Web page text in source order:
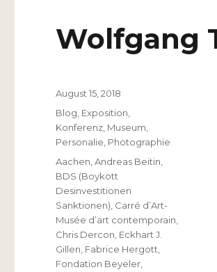
Wolfgang
Veröffentlicht
am
August 15, 2018
Kategorien
Blog Exposition
Konferenz Museum
Personalie Photographie
Schlagwörter
Aachen ,Andreas Beitin
BDS (Boykott
Desinvestitionen
Sanktionen) Carré d’Art-
Musée d’art contemporain
Chris Dercon Eckhart J.
Gillen Fabrice Hergott
Fondation Beyeler